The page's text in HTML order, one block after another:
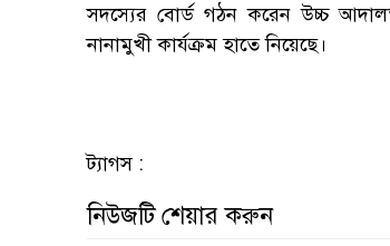
সদস্যের বোর্ড গঠন করেন উচ্চ
নানামুখী কার্যক্রম হাতে নিয়েছে।
ট্যাগস :
নিউজটি শেয়ার করুন